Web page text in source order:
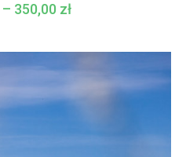
na
– 350,00 złZakres
cen:
do